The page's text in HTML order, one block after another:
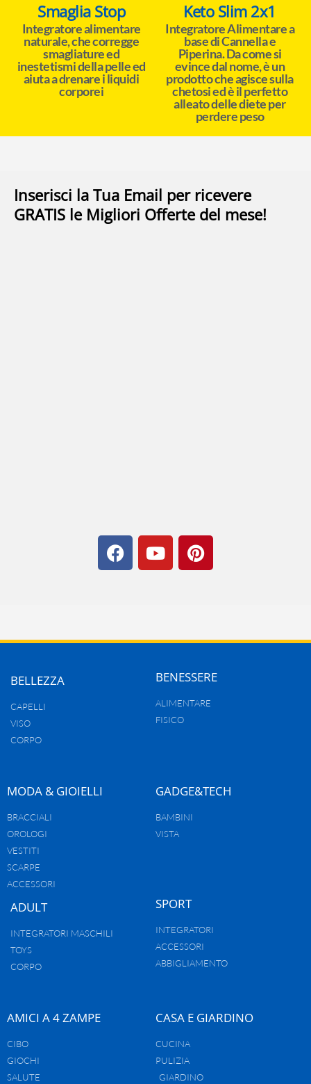
Smaglia Stop
Integratore alimentare
naturale, che corregge
smagliature ed
inestetismi della pelle ed
aiuta a drenare i liquidi
corporei
Keto Slim 2x1
Integratore Alimentare a
base di Cannella e
Piperina. Da come si
evince dal nome, è un
prodotto che agisce sulla
chetosi ed è il perfetto
alleato delle diete per
perdere peso
Inserisci la Tua Email per ricevere
GRATIS le Migliori Offerte del mese!
BELLEZZA
CAPELLI
VISO
CORPO
BENESSERE
ALIMENTARE
FISICO
MODA & GIOIELLI
BRACCIALI
OROLOGI
VESTITI
SCARPE
ACCESSORI
GADGE&TECH
BAMBINI
VISTA
ADULT
INTEGRATORI MASCHILI
TOYS
CORPO
SPORT
INTEGRATORI
ACCESSORI
ABBIGLIAMENTO
AMICI A 4 ZAMPE
CIBO
GIOCHI
SALUTE
CASA E GIARDINO
CUCINA
PULIZIA
GIARDINO